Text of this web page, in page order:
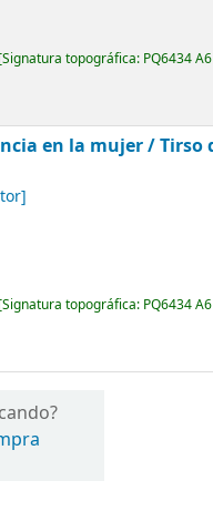
Signatura topográfica: PQ6434
en la mujer /Tirso
Signatura topográfica: PQ6434